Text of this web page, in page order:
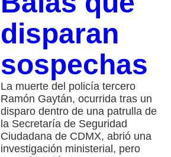
disparan
sospechas
La muerte del policía tercero
Ramón Gaytán, ocurrida tras un
disparo dentro de una patrulla de
la Secretaría de Seguridad
Ciudadana de CDMX, abrió una
investigación ministerial, pero